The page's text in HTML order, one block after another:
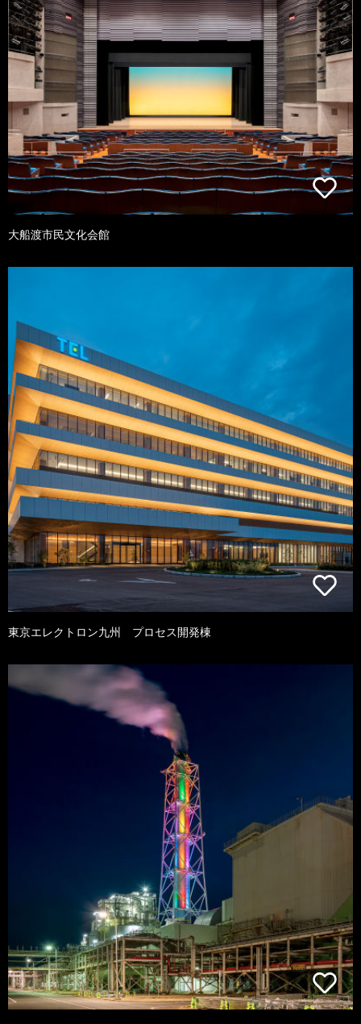
大船渡市民文化会館
東京エレクトロン九州 プロセス開発棟